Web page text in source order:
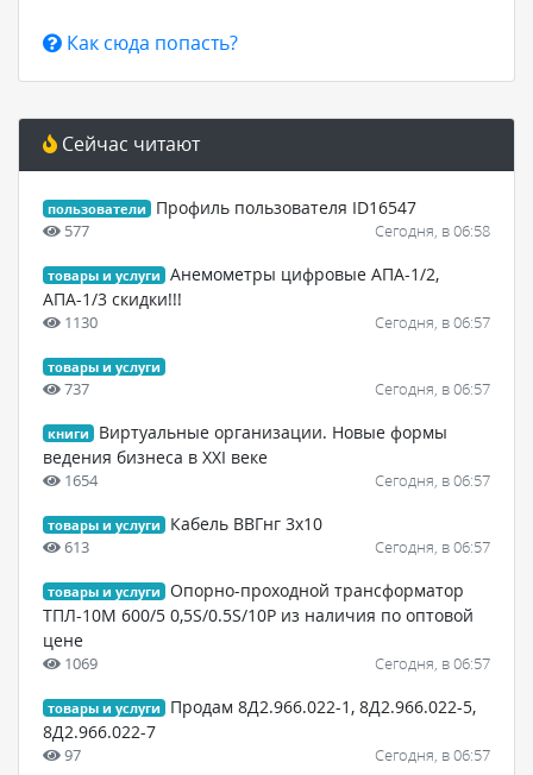
Как сюда попасть?
Сейчас читают
пользователи Профиль пользователя ID16547
577 Сегодня, в 06:58
товары и услуги
Анемометры цифровые АПА-1/2,
АПА-1/3 скидки!!!
1130 Сегодня, в 06:57
товары и услуги
737 Сегодня, в 06:57
книги
Виртуальные организации. Новые формы
ведения бизнеса в XXI веке
1654 Сегодня, в 06:57
товары и услуги Кабель ВВГнг 3х10
613 Сегодня, в 06:57
товары и услуги
Опорно-проходной трансформатор
ТПЛ-10М 600/5 0,5S/0.5S/10Р из наличия по оптовой
цене
1069 Сегодня, в 06:57
товары и услуги
Продам 8Д2.966.022-1, 8Д2.966.022-5,
8Д2.966.022-7
97 Сегодня, в 06:57